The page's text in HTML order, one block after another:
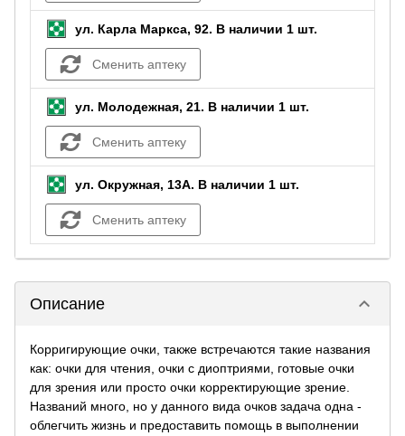
ул. Карла Маркса, 92. В наличии 1 шт.
Сменить аптеку
ул. Молодежная, 21. В наличии 1 шт.
Сменить аптеку
ул. Окружная, 13А. В наличии 1 шт.
Сменить аптеку
Описание keyboard_arrow_down
Корригирующие очки, также встречаются такие названия
как: очки для чтения, очки с диоптриями, готовые очки
для зрения или просто очки корректирующие зрение.
Названий много, но у данного вида очков задача одна -
облегчить жизнь и предоставить помощь в выполнении